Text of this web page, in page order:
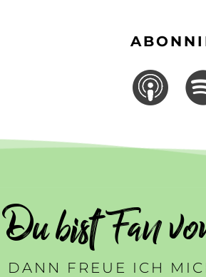
Du bist Fan
DANN FREUE ICH